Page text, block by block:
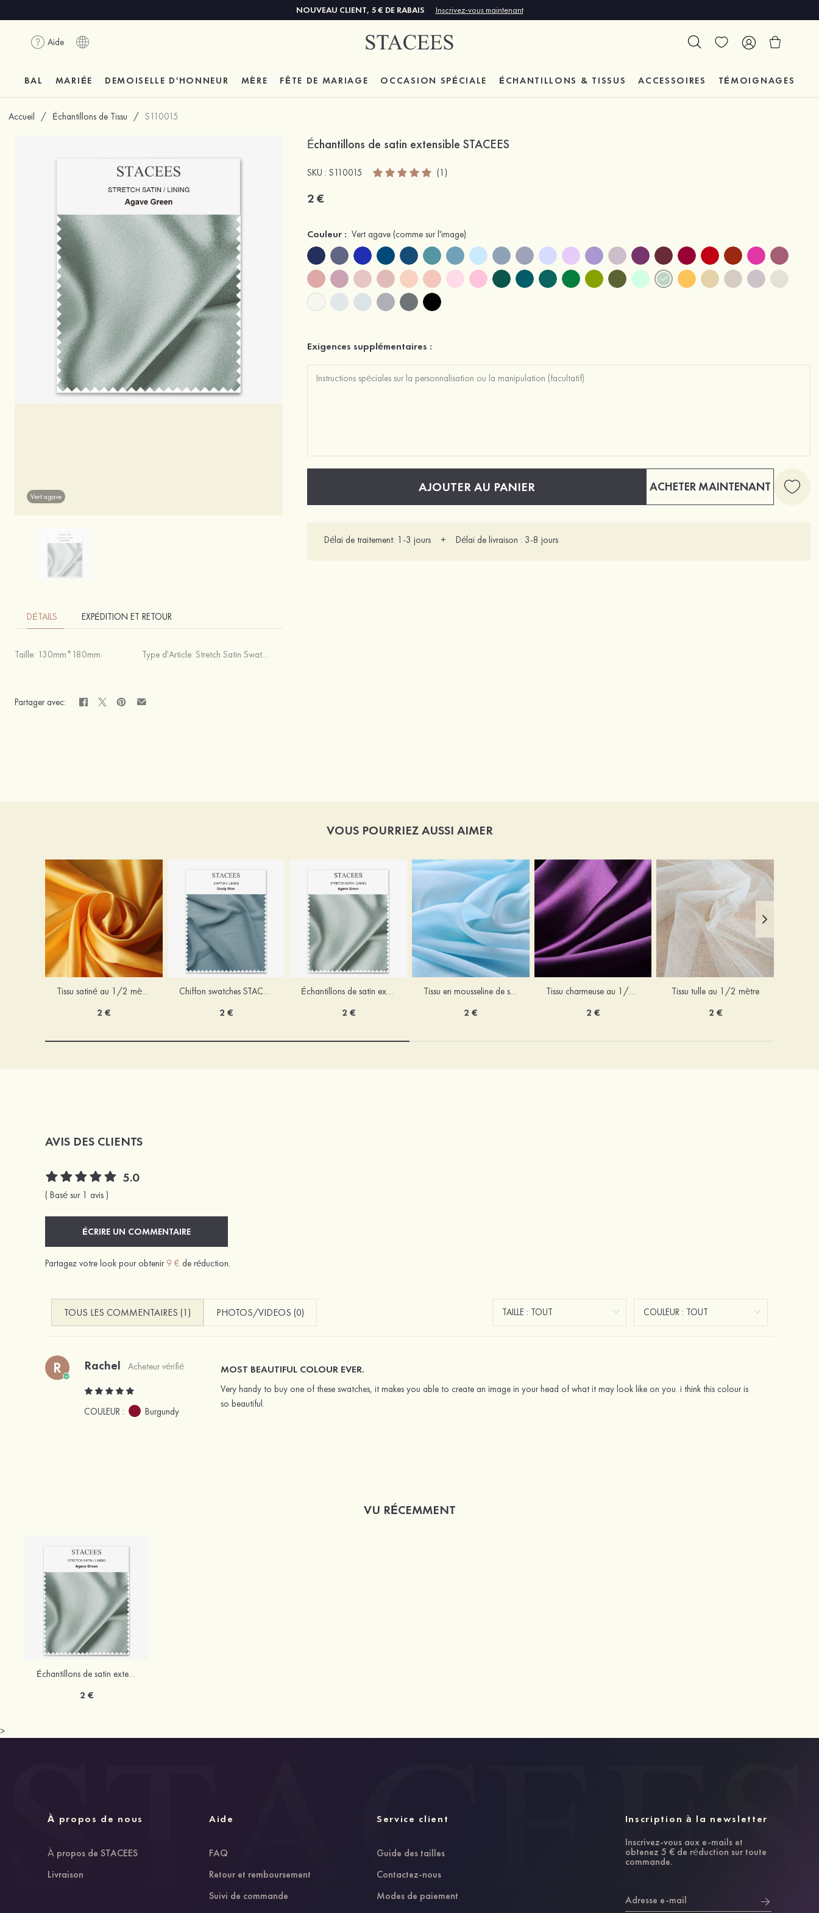
NOUVEAU CLIENT, 5 € DE RABAIS Inscrivez-vous maintenant
Aide
BAL MARIÉE DEMOISELLE D'HONNEUR MÈRE FÊTE DE MARIAGE OCCASION SPÉCIALE ÉCHANTILLONS & TISSUS ACCESSOIRES TÉMOIGNAGES
Accueil / Échantillons de Tissu / S110015
Vert agave
DÉTAILS EXPÉDITION ET RETOUR
Taille: 130mm*180mm Type d'Article: Stretch Satin Swatches
Partager avec:
Échantillons de satin extensible STACEES
SKU : S110015 (1)
2 €
Couleur : Vert agave (comme sur l'image)
Exigences supplémentaires :
AJOUTER AU PANIER ACHETER MAINTENANT
Délai de traitement: 1-3 jours + Délai de livraison : 3-8 jours
VOUS POURRIEZ AUSSI AIMER
Tissu satiné au 1/2 mètre
2 €
Chiffon swatches STACEES
2 €
Échantillons de satin extensible STACEES
2 €
Tissu en mousseline de soie au 1/2 mètre
2 €
Tissu charmeuse au 1/2 mètre
2 €
Tissu tulle au 1/2 mètre
2 €
AVIS DES CLIENTS
5.0
( Basé sur 1 avis )
ÉCRIRE UN COMMENTAIRE
Partagez votre look pour obtenir 9 € de réduction.
TOUS LES COMMENTAIRES (1) PHOTOS/VIDEOS (0)
R Rachel Acheteur vérifié
COULEUR : Burgundy
MOST BEAUTIFUL COLOUR EVER.
Very handy to buy one of these swatches, it makes you able to create an image in your head of what it may look like on you. i think this colour is
so beautiful.
VU RÉCEMMENT
Échantillons de satin extensible STACEES
2 €
>
À propos de nous
À propos de STACEES
Livraison
Aide
FAQ
Retour et remboursement
Suivi de commande
Service client
Guide des tailles
Contactez-nous
Modes de paiement
Inscription à la newsletter
Inscrivez-vous aux e-mails et
obtenez 5 € de réduction sur toute
commande.
Adresse e-mail